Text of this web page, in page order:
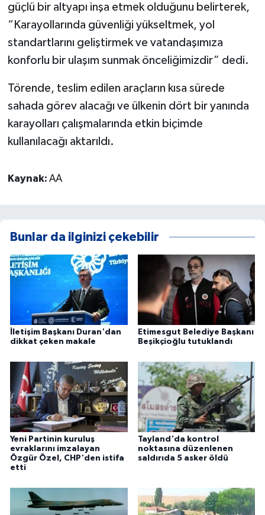
güçlü bir altyapı inşa etmek olduğunu belirterek,
“Karayollarında güvenliği yükseltmek, yol
standartlarını geliştirmek ve vatandaşımıza
konforlu bir ulaşım sunmak önceliğimizdir” dedi.
Törende, teslim edilen araçların kısa sürede
sahada görev alacağı ve ülkenin dört bir yanında
karayolları çalışmalarında etkin biçimde
kullanılacağı aktarıldı.
Kaynak: AA
Bunlar da ilginizi çekebilir
İletişim Başkanı Duran'dan
dikkat çeken makale
Etimesgut Belediye Başkanı
Beşikçioğlu tutuklandı
Yeni Partinin kuruluş
evraklarını imzalayan
Özgür Özel, CHP'den istifa
etti
Tayland'da kontrol
noktasına düzenlenen
saldırıda 5 asker öldü